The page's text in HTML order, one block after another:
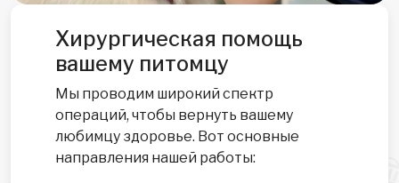
Хирургическая помощь
вашему питомцу
Мы проводим широкий спектр
операций, чтобы вернуть вашему
любимцу здоровье. Вот основные
направления нашей работы: